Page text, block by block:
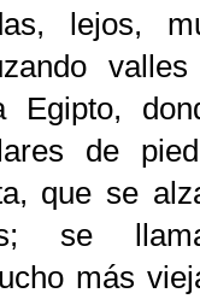
lejos,
Egipto,
de
que se
se
más